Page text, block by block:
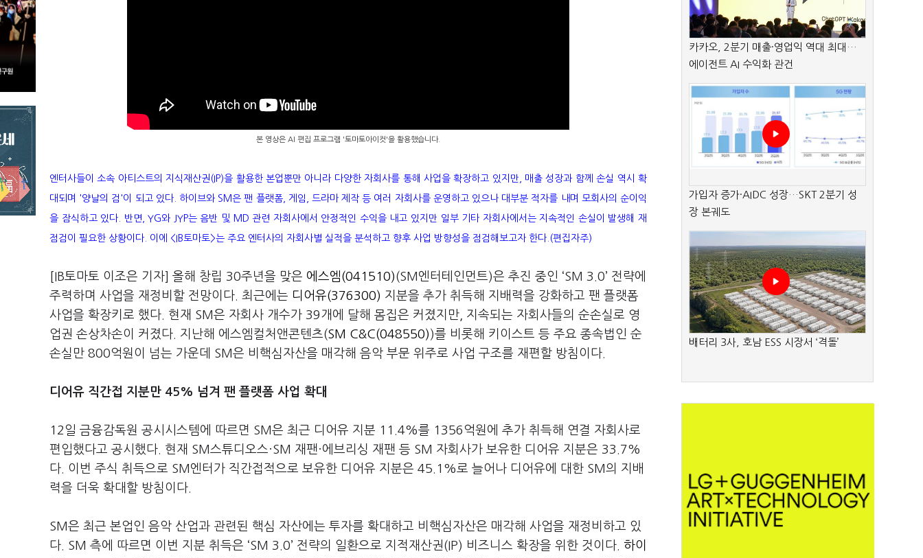
본 영상은 AI 편집 프로그램 '토마토아이컷'을 활용했습니다.
엔터사들이 소속 아티스트의 지식재산권(IP)을 활용한 본업뿐만 아니라 다양한 자회사를 통해 사업을 확장하고 있지만, 매출 성장과 함께 손실 역시 확
대되며 '양날의 검'이 되고 있다. 하이브와 SM은 팬 플랫폼, 게임, 드라마 제작 등 여러 자회사를 운영하고 있으나 대부분 적자를 내며 모회사의 순이익
을 잠식하고 있다. 반면, YG와 JYP는 음반 및 MD 관련 자회사에서 안정적인 수익을 내고 있지만 일부 기타 자회사에서는 지속적인 손실이 발생해 재
점검이 필요한 상황이다. 이에 <IB토마토>는 주요 엔터사의 자회사별 실적을 분석하고 향후 사업 방향성을 점검해보고자 한다.(편집자주)
[IB토마토 이조은 기자] 올해 창립 30주년을 맞은 에스엠(041510)(SM엔터테인먼트)은 추진 중인 ‘SM 3.0’ 전략에
주력하며 사업을 재정비할 전망이다. 최근에는 디어유(376300) 지분을 추가 취득해 지배력을 강화하고 팬 플랫폼
사업을 확장키로 했다. 현재 SM은 자회사 개수가 39개에 달해 몸집은 커졌지만, 지속되는 자회사들의 순손실로 영
업권 손상차손이 커졌다. 지난해 에스엠컬처앤콘텐츠(SM C&C(048550) )를 비롯해 키이스트 등 주요 종속법인 순
손실만 800억원이 넘는 가운데 SM은 비핵심자산을 매각해 음악 부문 위주로 사업 구조를 재편할 방침이다.
디어유 직간접 지분만 45% 넘겨 팬 플랫폼 사업 확대
12일 금융감독원 공시시스템에 따르면 SM은 최근 디어유 지분 11.4%를 1356억원에 추가 취득해 연결 자회사로
편입했다고 공시했다. 현재 SM스튜디오스·SM 재팬·에브리싱 재팬 등 SM 자회사가 보유한 디어유 지분은 33.7%
다. 이번 주식 취득으로 SM엔터가 직간접적으로 보유한 디어유 지분은 45.1%로 늘어나 디어유에 대한 SM의 지배
력을 더욱 확대할 방침이다.
SM은 최근 본업인 음악 산업과 관련된 핵심 자산에는 투자를 확대하고 비핵심자산은 매각해 사업을 재정비하고 있
다. SM 측에 따르면 이번 지분 취득은 ‘SM 3.0’ 전략의 일환으로 지적재산권(IP) 비즈니스 확장을 위한 것이다. 하이
카카오, 2분기 매출·영업익 역대 최대…
에이전트 AI 수익화 관건
가입자 증가·AIDC 성장…SKT 2분기 성
장 본궤도
배터리 3사, 호남 ESS 시장서 ‘격돌’